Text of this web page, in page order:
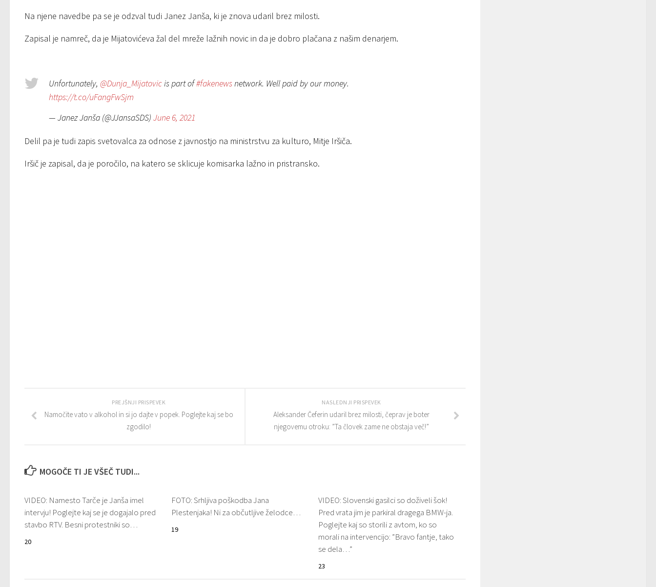
Na njene navedbe pa se je odzval tudi Janez Janša, ki je znova udaril brez milosti.
Zapisal je namreč, da je Mijatovićeva žal del mreže lažnih novic in da je dobro plačana z našim denarjem.
Unfortunately, @Dunja_Mijatovicis part of#fakenewsnetwork. Well paid by our money.
https://t.co/uFangFwSjm
— Janez Janša (@JJansaSDS) June 6, 2021
Delil pa je tudi zapis svetovalca za odnose z javnostjo na ministrstvu za kulturo, Mitje Iršiča.
Iršič je zapisal, da je poročilo, na katero se sklicuje komisarka lažno in pristransko.
NASLEDNJI PRISPEVEK
Aleksander Čeferin udaril brez milosti, čeprav je boter
njegovemu otroku: ”Ta človek zame ne obstaja več!”
PREJŠNJI PRISPEVEK
Namočite vato v alkohol in si jo dajte v popek. Poglejte kaj se bo
zgodilo!
MOGOČE TI JE VŠEČ TUDI...
VIDEO: Namesto Tarče je Janša imel
intervju! Poglejte kaj se je dogajalo pred
stavbo RTV. Besni protestniki so…
20
FOTO: Srhljiva poškodba Jana
Plestenjaka! Ni za občutljive želodce…
19
VIDEO: Slovenski gasilci so doživeli šok!
Pred vrata jim je parkiral dragega BMW-ja.
Poglejte kaj so storili z avtom, ko so
morali na intervencijo: ”Bravo fantje, tako
se dela…”
23